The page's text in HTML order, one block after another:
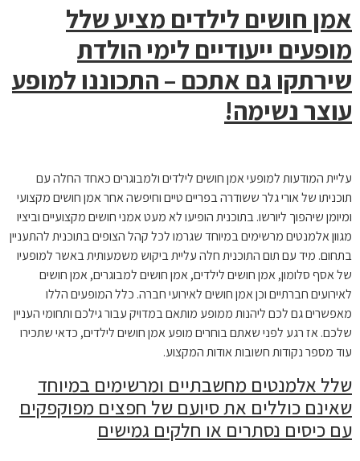
אמן חושים לילדים מציע שלל
מופעים ייעודיים לימי הולדת
שירתקו גם אתכם – התכוננו למופע
עוצר נשימה!
עליית המודעות למופעי אמן חושים לילדים ולמבוגרים כאחד החלה עם
תוכניתו של אורי גלר ששודרה בפריים טיים וחיפשה אחר אמן חושים מקצועי
ומיומן שיהפוך ליורשו. בתוכנית הופיעו לא מעט אמני חושים מקצועיים וביציו
מגוון אלמנטים מרשימים במיוחד שגרמו לכל קהל הצופים בתוכנית להתעניין
בתחום. מיד עם תום התוכנית חלה עליית ביקוש משמעותית באשר למופעיו
של אסף סלומון, אמן חושים לילדים, אמן חושים למבוגרים, אמן חושים
לאירועים חברתיים וכן אמן חושים לאירועי חברה. כלל המופעים הללו
מאפשרים גם לכם ליהנות ממופע מותאם במדויק עבור גילכם ותחומי העניין
שלכם. אז רגע לפני שאתם בוחרים מופע אמן חושים לילדים, כדאי שתכירו
עוד מספר נקודות חשובות אודות המקצוע.
שלל אלמנטים מחשבתיים ומרשימים במיוחד
שאינם כוללים את סיועם של חפצים מפוקפקים
עם כיסים נסתרים או חלקים גמישים